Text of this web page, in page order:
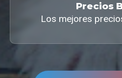
Precios
Los mejores